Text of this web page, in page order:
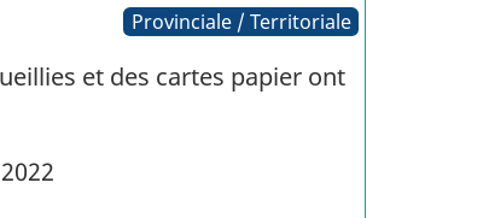
Provinciale / Territoriale
et des cartes papier ont